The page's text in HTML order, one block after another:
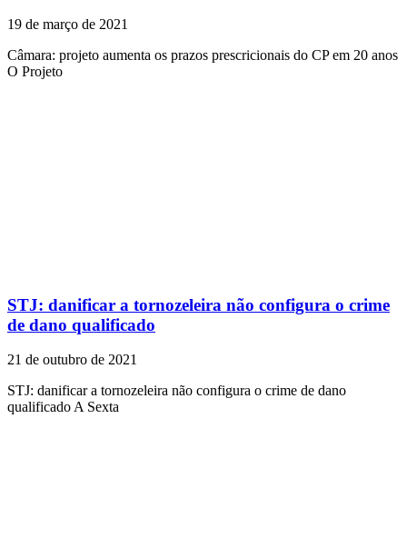
19 de março de 2021
Câmara: projeto aumenta os prazos prescricionais do CP em 20 anos
O Projeto
STJ: danificar a tornozeleira não configura o crime
de dano qualificado
21 de outubro de 2021
STJ: danificar a tornozeleira não configura o crime de dano
qualificado A Sexta